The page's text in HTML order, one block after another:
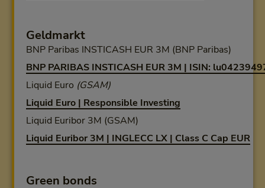
Geldmarkt
BNP Paribas INSTICASH EUR 3M (BNP Paribas)
BNP PARIBAS INSTICASH EUR 3M | ISIN:
Liquid Euro (GSAM)
Liquid Euro | Responsible Investing
Liquid Euribor 3M (GSAM)
Liquid Euribor 3M | INGLECC LX | Class C Cap EUR
Green bonds